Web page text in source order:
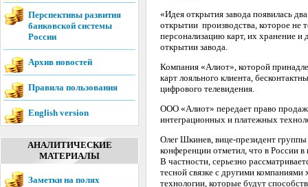
Перспективы развития
банковской системы
России
Архив новостей
Правила пользования
English version
АНАЛИТИЧЕСКИЕ
МАТЕРИАЛЫ
Заметки на полях
«Идея открытия завода появилась
открытии производства, которое не
персонализацию карт, их хранение и
открытии завода.
Компания «Алиот», которой
карт лояльного клиента,
цифрового телевидения.
ООО «Алиот» передает право продаж
интеграционных и платежных
Олег Шкинев, вице-президент
конференции отметил, что в России в
В частности, серьезно
тесной связке с другими
технологии, которые будут